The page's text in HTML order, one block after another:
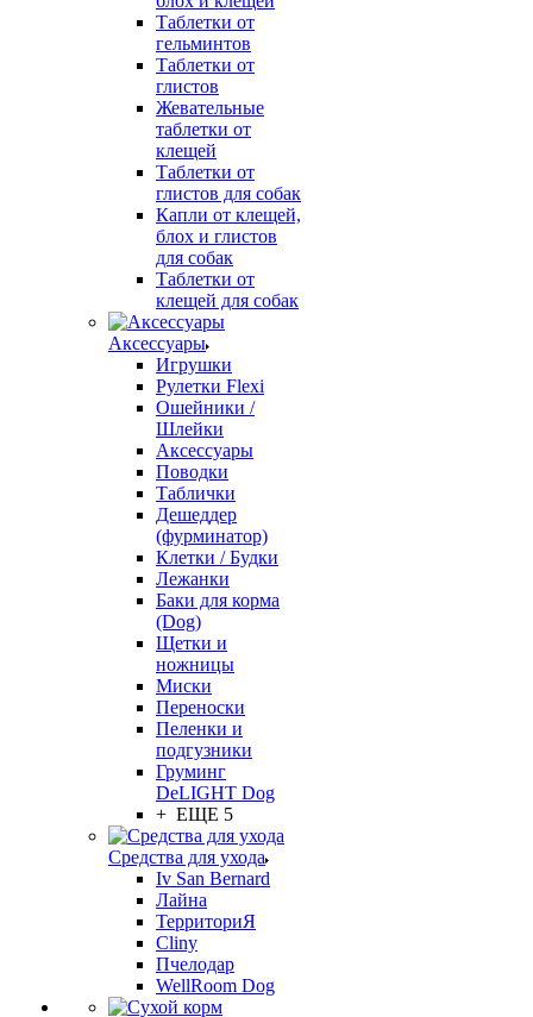
Таблетки от
гельминтов
Таблетки от
глистов
Жевательные
таблетки от
клещей
Таблетки от
глистов для собак
Капли от клещей,
блох и глистов
для собак
Таблетки от
клещей для собак
Аксессуары
Игрушки
Рулетки Flexi
Ошейники /
Шлейки
Аксессуары
Поводки
Таблички
Дешеддер
(фурминатор)
Клетки / Будки
Лежанки
Баки для корма
(Dog)
Щетки и
ножницы
Миски
Переноски
Пеленки и
подгузники
Груминг
DeLIGHT Dog
+ ЕЩЕ 5
Средства для ухода
Iv San Bernard
Лайна
ТерриториЯ
Cliny
Пчелодар
WellRoom Dog